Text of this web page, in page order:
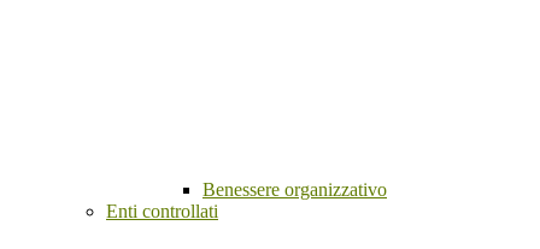
Benessere organizzativo
Enti controllati